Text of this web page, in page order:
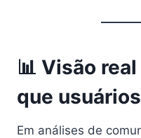
📊 Visão
que
Em análises de